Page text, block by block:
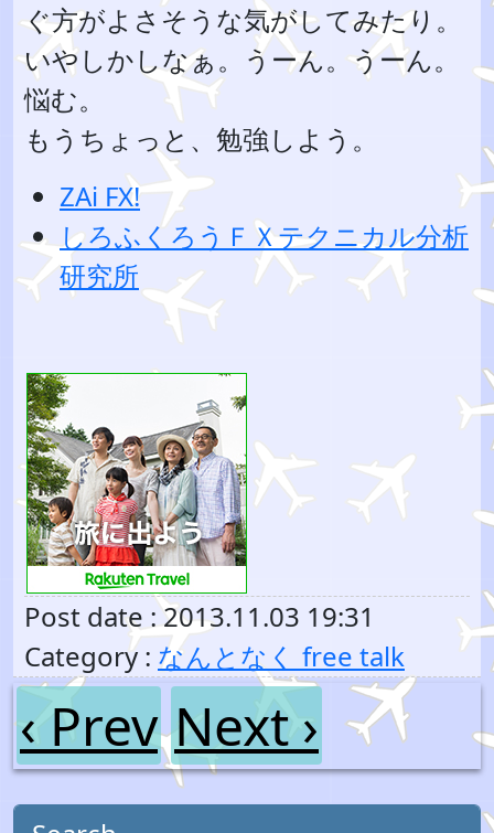
ぐ方がよさそうな気がしてみたり。
いやしかしなぁ。うーん。うーん。
悩む。
もうちょっと、勉強しよう。
ZAi FX!
しろふくろうＦＸテクニカル分析
研究所
Post date : 2013.11.03 19:31
Category : なんとなく free talk
‹ Prev Next ›